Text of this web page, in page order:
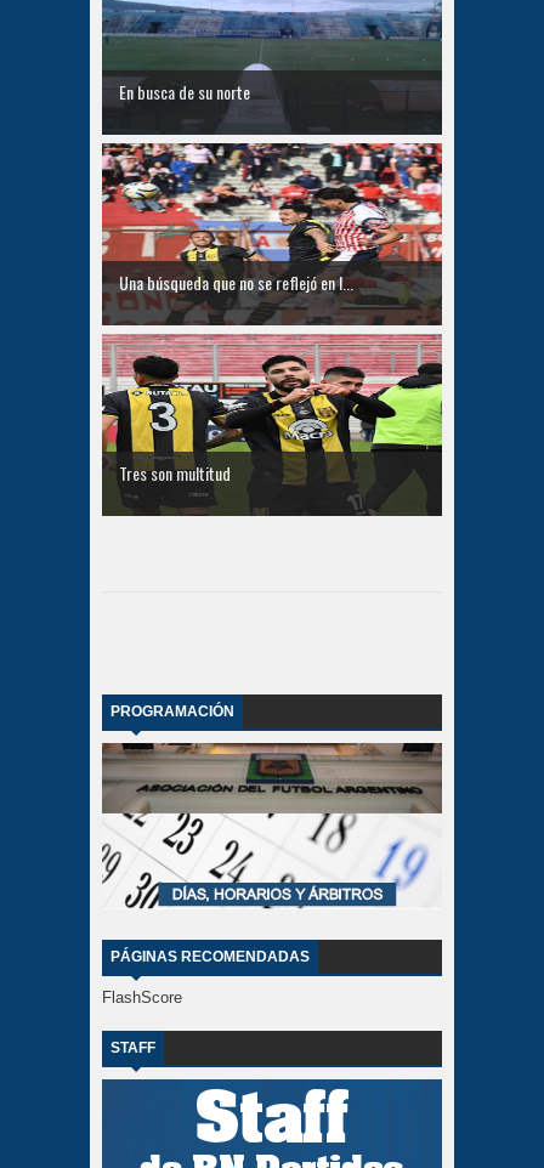
En busca de su norte
Una búsqueda que no se reflejó en l...
Tres son multitud
PROGRAMACIÓN
PÁGINAS RECOMENDADAS
FlashScore
STAFF